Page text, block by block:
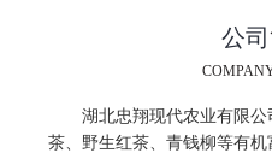
公司
湖北忠翔现代农业有限
茶、野生红茶、青钱柳等有机